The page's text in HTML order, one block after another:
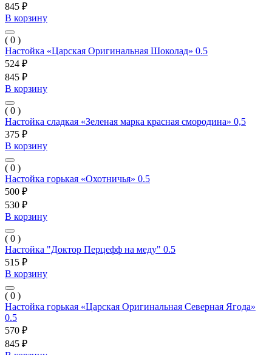
845 ₽
В корзину
( 0 )
Настойка «Царская Оригинальная Шоколад» 0.5
524 ₽
845 ₽
В корзину
( 0 )
Настойка сладкая «Зеленая марка красная смородина» 0,5
375 ₽
В корзину
( 0 )
Настойка горькая «Охотничья» 0.5
500 ₽
530 ₽
В корзину
( 0 )
Настойка "Доктор Перцефф на меду" 0.5
515 ₽
В корзину
( 0 )
Настойка горькая «Царская Оригинальная Северная Ягода»
0.5
570 ₽
845 ₽